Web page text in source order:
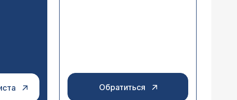
к врачу, его направили в
отводящего нерва слева"
само собой пройдёт и отправили
учитывается много факторов -
это лечение должен врач, у
Обратиться